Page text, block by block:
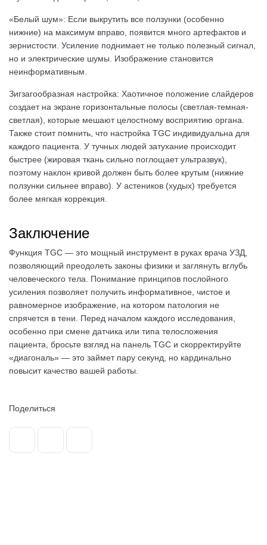
«Белый шум»: Если выкрутить все ползунки (особенно
нижние) на максимум вправо, появится много артефактов и
зернистости. Усиление поднимает не только полезный сигнал,
но и электрические шумы. Изображение становится
неинформативным.
Зигзагообразная настройка: Хаотичное положение слайдеров
создает на экране горизонтальные полосы (светлая-темная-
светлая), которые мешают целостному восприятию органа.
Также стоит помнить, что настройка TGC индивидуальна для
каждого пациента. У тучных людей затухание происходит
быстрее (жировая ткань сильно поглощает ультразвук),
поэтому наклон кривой должен быть более крутым (нижние
ползунки сильнее вправо). У астеников (худых) требуется
более мягкая коррекция.
Заключение
Функция TGC — это мощный инструмент в руках врача УЗД,
позволяющий преодолеть законы физики и заглянуть вглубь
человеческого тела. Понимание принципов послойного
усиления позволяет получить информативное, чистое и
равномерное изображение, на котором патология не
спрячется в тени. Перед началом каждого исследования,
особенно при смене датчика или типа телосложения
пациента, бросьте взгляд на панель TGC и скорректируйте
«диагональ» — это займет пару секунд, но кардинально
повысит качество вашей работы.
Поделиться